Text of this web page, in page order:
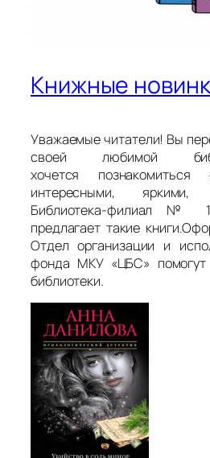
Книжные
Уважаемые читатели! Вы
своей любимой
хочется
интересными, яркими,
Библиотека-филиал №
предлагает такие
Отдел организации и
фонда МКУ «ЦБС» помогут
библиотеки.